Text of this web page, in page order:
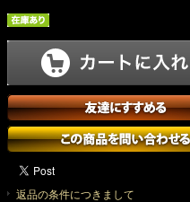
返品の条件につきまして